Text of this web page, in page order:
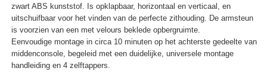
zwart ABS kunststof. Is opklapbaar, horizontaal en verticaal, en
uitschuifbaar voor het vinden van de perfecte zithouding. De armsteun
is voorzien van een met velours beklede opbergruimte.
Eenvoudige montage in circa 10 minuten op het achterste gedeelte van
middenconsole, begeleid met een duidelijke, universele montage
handleiding en 4 zelftappers.